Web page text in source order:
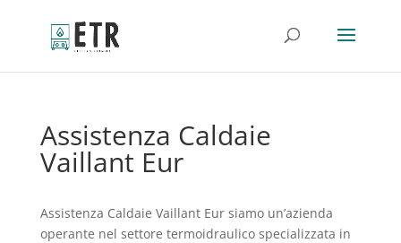
Assistenza Caldaie
Vaillant Eur
Assistenza Caldaie Vaillant Eur siamo un’azienda
operante nel settore termoidraulico specializzata in